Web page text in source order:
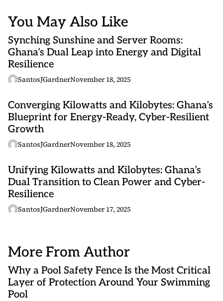
You May Also Like
Synching Sunshine and Server Rooms:
Ghana’s Dual Leap into Energy and Digital
Resilience
SantosJGardnerNovember 18, 2025
Converging Kilowatts and Kilobytes: Ghana’s
Blueprint for Energy-Ready, Cyber-Resilient
Growth
SantosJGardnerNovember 18, 2025
Unifying Kilowatts and Kilobytes: Ghana’s
Dual Transition to Clean Power and Cyber-
Resilience
SantosJGardnerNovember 17, 2025
More From Author
Why a Pool Safety Fence Is the Most Critical
Layer of Protection Around Your Swimming
Pool